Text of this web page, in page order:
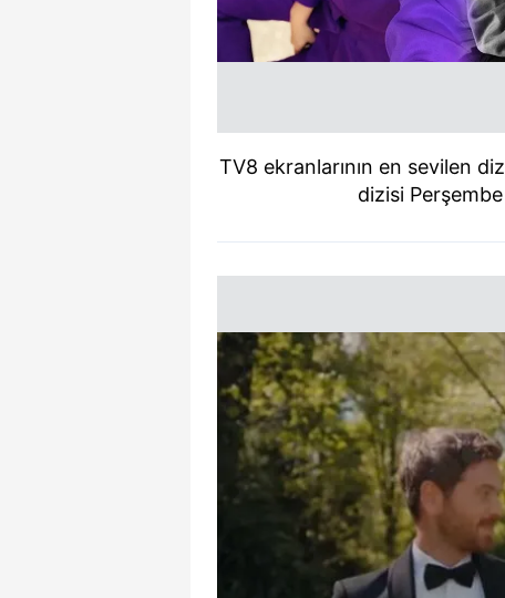
TV8 ekranlarının en sevilen
dizisi